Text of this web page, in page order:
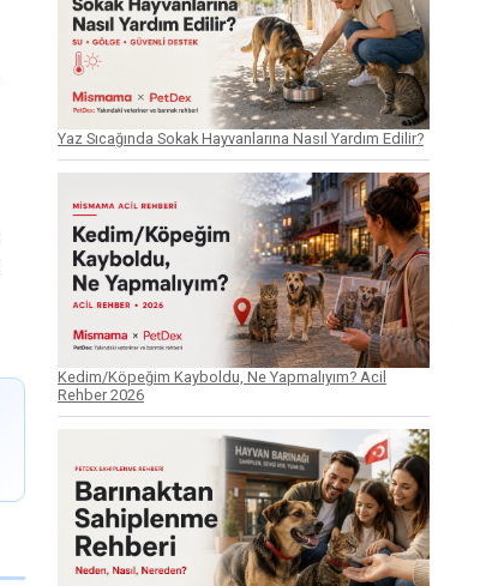
Yaz Sıcağında Sokak Hayvanlarına Nasıl Yardım Edilir?
Kedim/Köpeğim Kayboldu, Ne Yapmalıyım? Acil
Rehber 2026